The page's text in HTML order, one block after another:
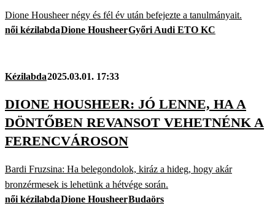
Dione Housheer négy és fél év után befejezte a tanulmányait.
női kézilabdaDione HousheerGyőri Audi ETO KC
Kézilabda2025.03.01. 17:33
DIONE HOUSHEER: JÓ LENNE, HA A
DÖNTŐBEN REVANSOT VEHETNÉNK A
FERENCVÁROSON
Bardi Fruzsina: Ha belegondolok, kiráz a hideg, hogy akár
bronzérmesek is lehetünk a hétvége során.
női kézilabdaDione HousheerBudaörs